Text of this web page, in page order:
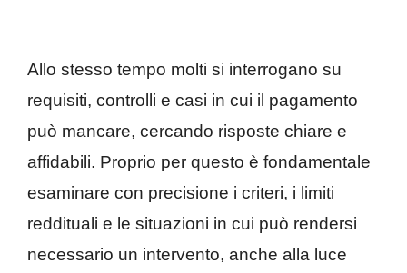
Allo stesso tempo molti si interrogano su
requisiti, controlli e casi in cui il pagamento
può mancare, cercando risposte chiare e
affidabili. Proprio per questo è fondamentale
esaminare con precisione i criteri, i limiti
reddituali e le situazioni in cui può rendersi
necessario un intervento, anche alla luce